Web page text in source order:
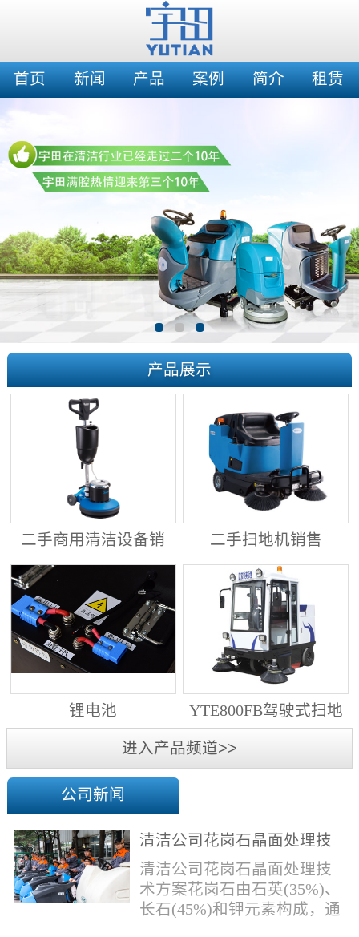
首页 新闻 产品 案例 简介 租赁
产品展示
二手商用清洁设备销
二手扫地机销售
锂电池
YTE800FB驾驶式扫地
进入产品频道>>
公司新闻
清洁公司花岗石晶面处理技
术方案
清洁公司花岗石晶面处理技
术方案花岗石由石英(35%)、
长石(45%)和钾元素构成，通